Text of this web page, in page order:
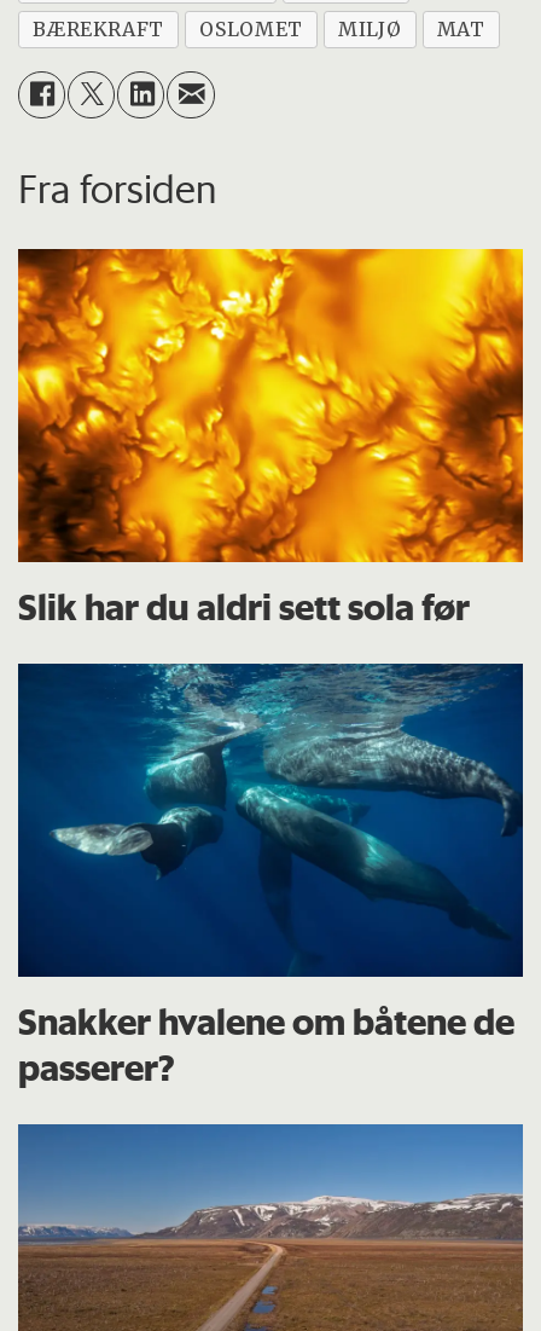
BÆREKRAFT
OSLOMET MILJØ MAT
Fra forsiden
Slik har du aldri sett sola før
Snakker hvalene om båtene de
passerer?